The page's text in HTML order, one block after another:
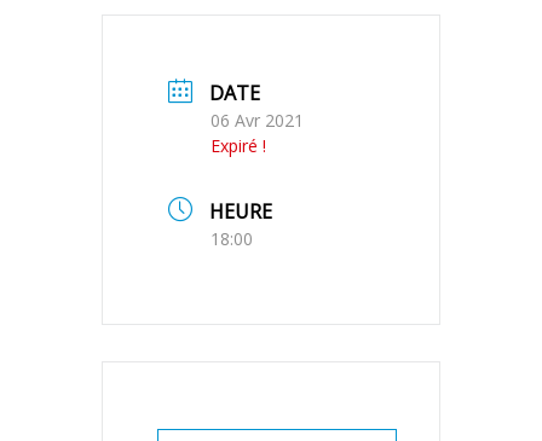
DATE
06 Avr 2021
Expiré !
HEURE
18:00